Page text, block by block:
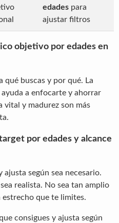
edades para
ajustar filtros
objetivo por edades en
buscas y por qué. La
a enfocarte y ahorrar
vital y madurez son más
por edades y alcance
ajusta según sea necesario.
realista. No sea tan amplio
que te limites.
consigues y ajusta según